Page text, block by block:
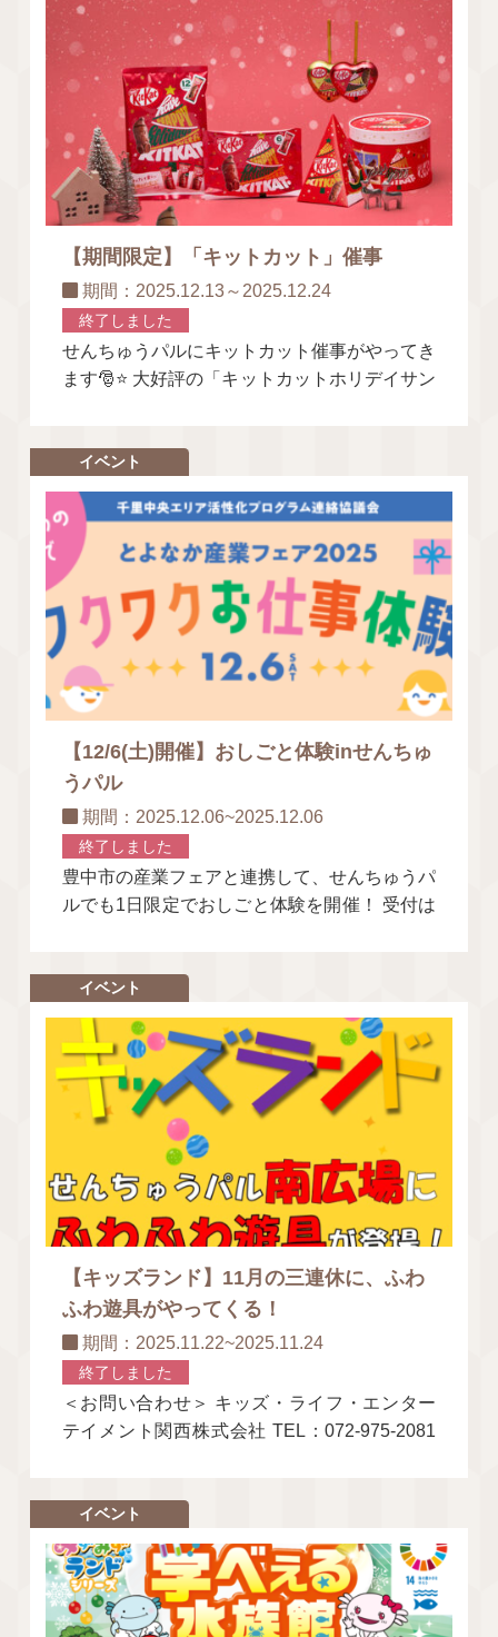
【期間限定】「キットカット」催事
期間：2025.12.13～2025.12.24
終了しました
せんちゅうパルにキットカット催事がやってき
ます🎅⭐ 大好評の「キットカットホリデイサン
イベント
【12/6(土)開催】おしごと体験inせんちゅ
うパル
期間：2025.12.06~2025.12.06
終了しました
豊中市の産業フェアと連携して、せんちゅうパ
ルでも1日限定でおしごと体験を開催！ 受付は
イベント
【キッズランド】11月の三連休に、ふわ
ふわ遊具がやってくる！
期間：2025.11.22~2025.11.24
終了しました
＜お問い合わせ＞ キッズ・ライフ・エンター
テイメント関西株式会社 TEL：072-975-2081
イベント